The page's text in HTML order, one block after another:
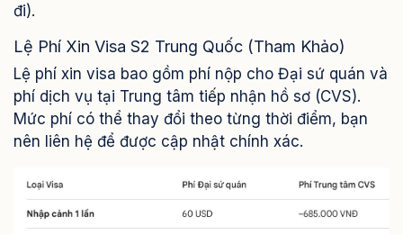
đi).
Lệ Phí Xin Visa S2 Trung Quốc (Tham Khảo)
Lệ phí xin visa bao gồm phí nộp cho Đại sứ quán và
phí dịch vụ tại Trung tâm tiếp nhận hồ sơ (CVS).
Mức phí có thể thay đổi theo từng thời điểm, bạn
nên liên hệ để được cập nhật chính xác.